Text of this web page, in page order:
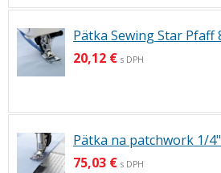
Pätka Sewing Star Pfaff
20,12 € s DPH
Pätka na patchwork 1/
75,03 € s DPH